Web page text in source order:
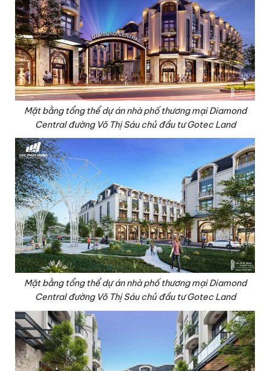
Mặt bằng tổng thể dự án nhà phố thương mại Diamond
Central đường Võ Thị Sáu chủ đầu tư Gotec Land
Mặt bằng tổng thể dự án nhà phố thương mại Diamond
Central đường Võ Thị Sáu chủ đầu tư Gotec Land